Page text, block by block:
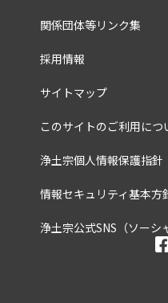
関係団体等リンク集
採用情報
サイトマップ
このサイトのご利用につ
浄土宗個人情報保護指針
情報セキュリティ基本方
浄土宗公式SNS（ソーシ